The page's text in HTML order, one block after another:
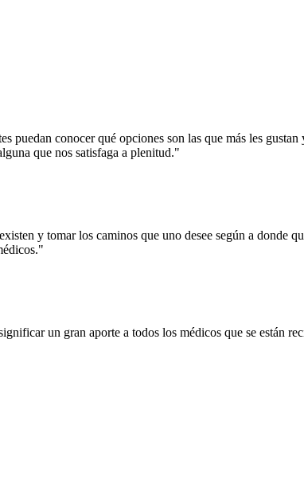
puedan conocer qué opciones son las que más les
que nos satisfaga a plenitud."
y tomar los caminos que uno desee según a donde
un gran aporte a todos los médicos que se están